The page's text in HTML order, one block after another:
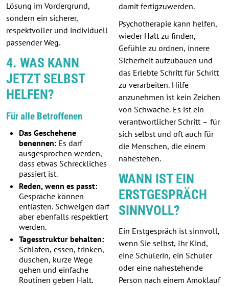
Lösung im Vordergrund,
sondern ein sicherer,
respektvoller und individuell
passender Weg.
4. WAS KANN
JETZT SELBST
HELFEN?
Für alle Betroffenen
Das Geschehene
benennen: Es darf
ausgesprochen werden,
dass etwas Schreckliches
passiert ist.
Reden, wenn es passt:
Gespräche können
entlasten. Schweigen darf
aber ebenfalls respektiert
werden.
Tagesstruktur behalten:
Schlafen, essen, trinken,
duschen, kurze Wege
gehen und einfache
Routinen geben Halt.
damit fertigzuwerden.
Psychotherapie kann helfen,
wieder Halt zu finden,
Gefühle zu ordnen, innere
Sicherheit aufzubauen und
das Erlebte Schritt für Schritt
zu verarbeiten. Hilfe
anzunehmen ist kein Zeichen
von Schwäche. Es ist ein
verantwortlicher Schritt – für
sich selbst und oft auch für
die Menschen, die einem
nahestehen.
WANN IST EIN
ERSTGESPRÄCH
SINNVOLL?
Ein Erstgespräch ist sinnvoll,
wenn Sie selbst, Ihr Kind,
eine Schülerin, ein Schüler
oder eine nahestehende
Person nach einem Amoklauf